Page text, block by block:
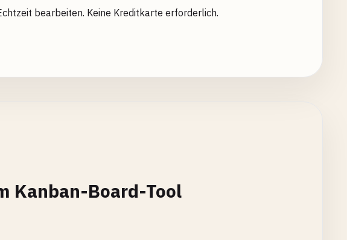
bearbeiten. Keine Kreditkarte erforderlich.
Kanban-Board-Tool